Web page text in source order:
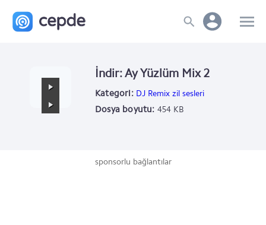
İndir: Ay Yüzlüm Mix 2
Kategori: DJ Remix zil sesleri
Dosya boyutu: 454 KB
sponsorlu bağlantılar